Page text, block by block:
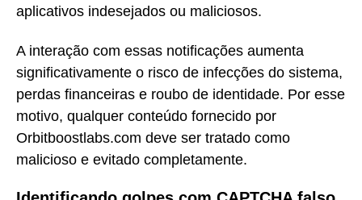
aplicativos indesejados ou maliciosos.
A interação com essas notificações aumenta
significativamente o risco de infecções do sistema,
perdas financeiras e roubo de identidade. Por esse
motivo, qualquer conteúdo fornecido por
Orbitboostlabs.com deve ser tratado como
malicioso e evitado completamente.